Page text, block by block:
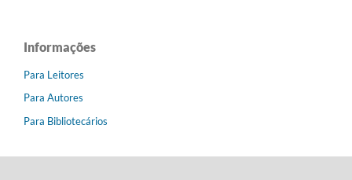
Informações
Para Leitores
Para Autores
Para Bibliotecários